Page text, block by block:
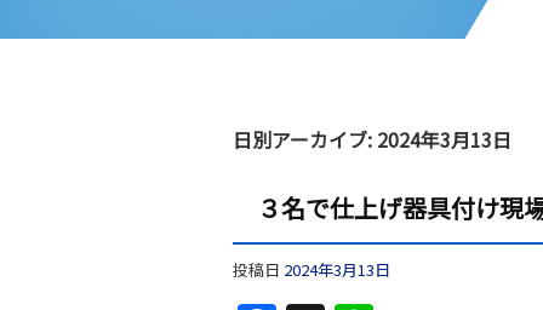
日別アーカイブ: 2024年3月13日
３名で仕上げ器具付け現
投稿日 2024年3月13日